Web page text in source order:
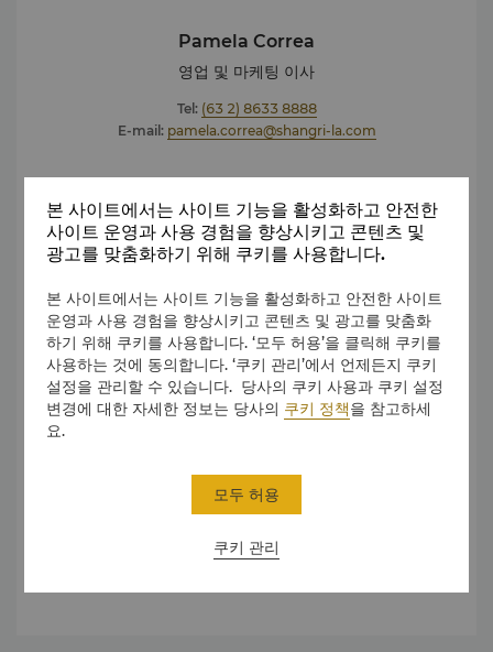
Pamela Correa
영업 및 마케팅 이사
Tel: (63 2) 8633 8888
E-mail: pamela.correa@shangri-la.com
Tel: (63 2) 8633 8888
E-mail:reservations.esl@shangri-la.com
레스토랑 예약
Tel:(63 2) 8633 8888
E-mail:restaurantrsvns.esl@shangri-la.com
웨딩 및 기념 행사
events.esl@shangri-la.com
(63 2) 8633 8888
본 사이트에서는 사이트 기능을 활성화하고 안전한
사이트 운영과 사용 경험을 향상시키고 콘텐츠 및
광고를 맞춤화하기 위해 쿠키를 사용합니다.
본 사이트에서는 사이트 기능을 활성화하고 안전한 사이트
운영과 사용 경험을 향상시키고 콘텐츠 및 광고를 맞춤화
하기 위해 쿠키를 사용합니다. ‘모두 허용’을 클릭해 쿠키를
사용하는 것에 동의합니다. ‘쿠키 관리’에서 언제든지 쿠키
설정을 관리할 수 있습니다. 당사의 쿠키 사용과 쿠키 설정
변경에 대한 자세한 정보는 당사의 쿠키 정책을 참고하세
요.
쿠키 관리
모두 허용